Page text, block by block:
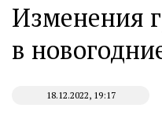
Изменения
в
18.12.2022, 19:17